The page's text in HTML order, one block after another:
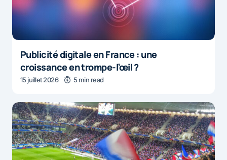
Publicité digitale en France : une
croissance en trompe-l’œil ?
15 juillet 2026 5 min read